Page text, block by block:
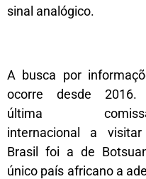
sinal analógico.
A busca por
ocorre desde 2016.
última
internacional a
Brasil foi a de
único país africano a